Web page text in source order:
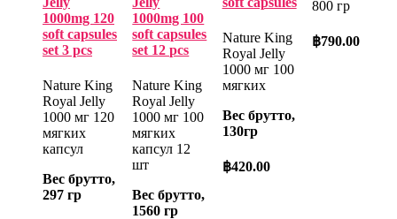
1000mg 120
soft capsules
set 3 pcs
Nature King
Royal Jelly
1000 мг 120
мягких
капсул
Вес брутто,
297 гр
1000mg 100
soft capsules
set 12 pcs
Nature King
Royal Jelly
1000 мг 100
мягких
капсул 12
шт
Вес брутто,
1560 гр
Nature King
Royal Jelly
1000 мг 100
мягких
Вес брутто,
130гр
฿420.00
800 гр
฿790.00